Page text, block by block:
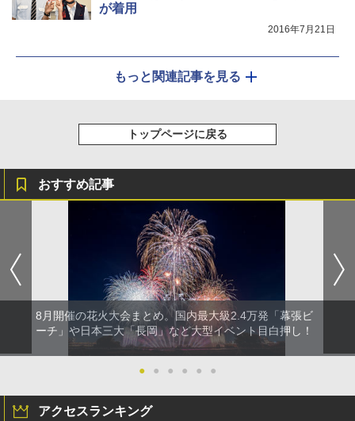
が着用
2016年7月21日
もっと関連記事を見る
トップページに戻る
おすすめ記事
8月開催の花火大会まとめ。国内最大級2.4万発「幕張ビ
ーチ」や日本三大「長岡」など大型イベント目白押し！
● ● ● ● ● ●
アクセスランキング